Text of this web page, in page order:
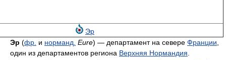
Эр
Эр (фр. и норманд. Eure) — департамент на севере Франции
один из департаментов региона Верхняя Нормандия